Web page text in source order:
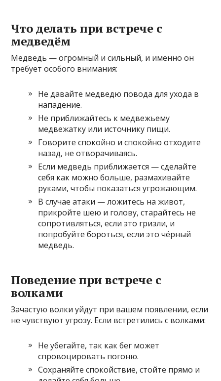
Что делать при встрече с
медведём
Медведь — огромный и сильный, и именно он
требует особого внимания:
Не давайте медведю повода для ухода в
нападение.
Не приближайтесь к медвежьему
медвежатку или источнику пищи.
Говорите спокойно и спокойно отходите
назад, не отворачиваясь.
Если медведь приближается — сделайте
себя как можно больше, размахивайте
руками, чтобы показаться угрожающим.
В случае атаки — ложитесь на живот,
прикройте шею и голову, старайтесь не
сопротивляться, если это гризли, и
попробуйте бороться, если это чёрный
медведь.
Поведение при встрече с
волками
Зачастую волки уйдут при вашем появлении, если
не чувствуют угрозу. Если встретились с волками:
Не убегайте, так как бег может
спровоцировать погоню.
Сохраняйте спокойствие, стойте прямо и